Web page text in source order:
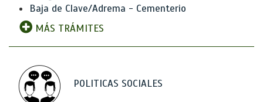
Baja de Clave/Adrema - Cementerio
MÁS TRÁMITES
POLITICAS SOCIALES